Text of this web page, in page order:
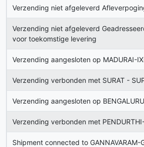
Verzending niet afgeleverd
Verzending niet afgeleverd
voor toekomstige levering
Verzending aangesloten op MADURAI-
Verzending verbonden met SURAT -
Verzending aangesloten op
Verzending verbonden met
Shipment connected to GANNAVARAM-